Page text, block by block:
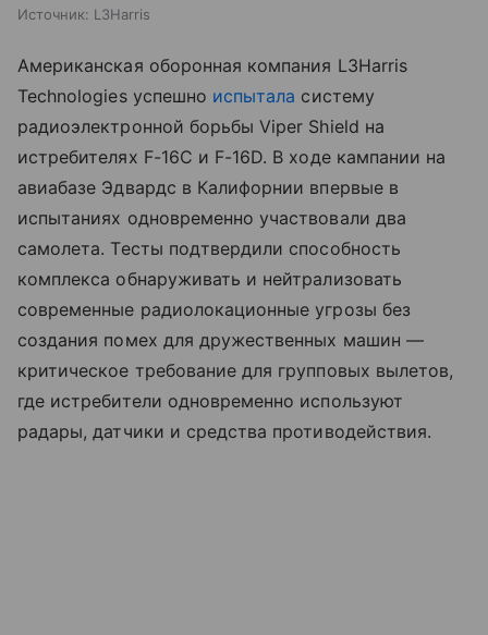
Источник: L3Harris
Американская оборонная компания L3Harris
Technologies успешно испытала систему
радиоэлектронной борьбы Viper Shield на
истребителях F-16C и F-16D. В ходе кампании на
авиабазе Эдвардс в Калифорнии впервые в
испытаниях одновременно участвовали два
самолета. Тесты подтвердили способность
комплекса обнаруживать и нейтрализовать
современные радиолокационные угрозы без
создания помех для дружественных машин —
критическое требование для групповых вылетов,
где истребители одновременно используют
радары, датчики и средства противодействия.